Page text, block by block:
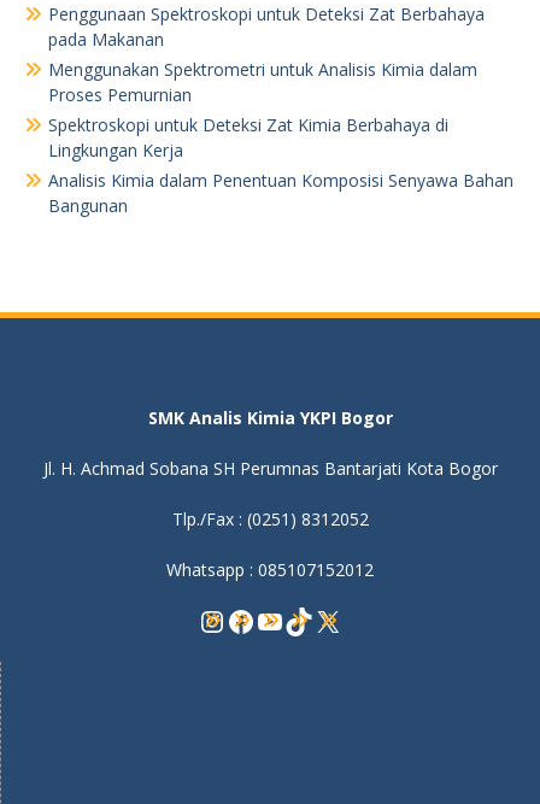
Penggunaan Spektroskopi untuk Deteksi Zat Berbahaya
pada Makanan
Menggunakan Spektrometri untuk Analisis Kimia dalam
Proses Pemurnian
Spektroskopi untuk Deteksi Zat Kimia Berbahaya di
Lingkungan Kerja
Analisis Kimia dalam Penentuan Komposisi Senyawa Bahan
Bangunan
SMK Analis Kimia YKPI Bogor
Jl. H. Achmad Sobana SH Perumnas Bantarjati Kota Bogor
Tlp./Fax : (0251) 8312052
Whatsapp : 085107152012
Instagram
Facebook
YouTube
TikTok
X